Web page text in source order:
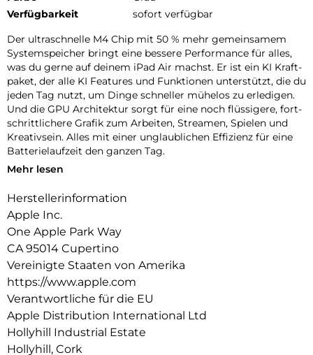
Verfügbarkeit
sofort verfügbar
Der ultra­schnelle M4 Chip mit 50 % mehr gemein­samem
Systemspeicher bringt eine bessere Per­for­mance für alles,
was du gerne auf deinem iPad Air machst. Er ist ein KI Kraft­
paket, der alle KI Features und Funk­tionen unter­stützt, die du
jeden Tag nutzt, um Dinge schneller mühelos zu erle­digen.
Und die GPU Archi­tektur sorgt für eine noch flüssigere, fort­
schritt­lichere Grafik zum Arbeiten, Streamen, Spielen und
Kreativ­sein. Alles mit einer unglaub­lichen Effizienz für eine
Batterie­laufzeit den ganzen Tag.
iPadOS 26 kommt mit Liquid Glass, einem beein­druckenden
Verbes­serungen, die Produktivität auf dem iPad Air auf ein
neues Level bringen. Ein über­arbeitetes, intui­tives
Fenstersystem gibt dir mehr Möglich­keiten und Flexibilität
als je zuvor. Du kannst Pro Apps nutzen, anspruchs­volle
Games spielen und kreative Pro­jekte jeder Größe erle­digen –
ganz natürlich per Touch.
Das iPad Air wurde für Apple Intelligence ent­wi­ckelt, deinem
ganz per­sön­lichen KI System. Es hilft dir dabei, dich auszu­
drücken und Dinge mühelos zu erle­digen. Revolutionärer
Daten­schutz gibt dir die Sicher­heit, dass niemand auf deine
Daten zu­greifen kann − auch nicht Apple.
Mehr lesen
Herstellerinformation
Apple Inc.
One Apple Park Way
CA 95014 Cupertino
Vereinigte Staaten von Amerika
https://www.apple.com
Verantwortliche für die EU
Apple Distribution International Ltd
Hollyhill Industrial Estate
Hollyhill, Cork